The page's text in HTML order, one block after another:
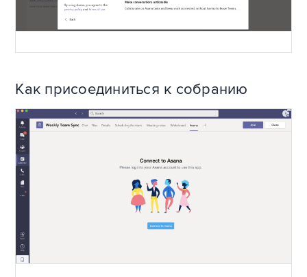
Как присоединиться к собранию